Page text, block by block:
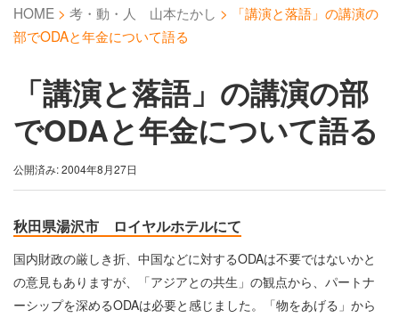
HOME > 考・動・人 山本たかし >
「講演と落語」の講演の
部でODAと年金について語る
「講演と落語」の講演の部
でODAと年金について語る
公開済み: 2004年8月27日
秋田県湯沢市 ロイヤルホテルにて
国内財政の厳しき折、中国などに対するODAは不要ではないかと
の意見もありますが、「アジアとの共生」の観点から、パートナ
ーシップを深めるODAは必要と感じました。「物をあげる」から